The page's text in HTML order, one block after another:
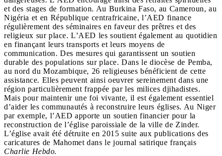
et des stages de formation. Au Burkina Faso, au Cameroun, au
Nigéria et en République centrafricaine, l’AED finance
régulièrement des séminaires en faveur des prêtres et des
religieux sur place. L’AED les soutient également au quotidien
en finançant leurs transports et leurs moyens de
communication. Des mesures qui garantissent un soutien
durable des populations sur place. Dans le diocèse de Pemba,
au nord du Mozambique, 26 religieuses bénéficient de cette
assistance. Elles peuvent ainsi oeuvrer sereinement dans une
région particulièrement frappée par les milices djihadistes.
Mais pour maintenir une foi vivante, il est également essentiel
d’aider les communautés à reconstruire leurs églises. Au Niger
par exemple, l’AED apporte un soutien financier pour la
reconstruction de l’église paroissiale de la ville de Zinder.
L’église avait été détruite en 2015 suite aux publications des
caricatures de Mahomet dans le journal satirique français
Charlie Hebdo.